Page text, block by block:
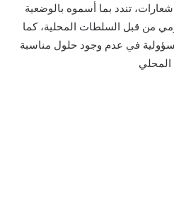
تندد بما أسموه بالوضعية
من قبل السلطات المحلية، كما
في عدم وجود حلول مناسبة
المحلي